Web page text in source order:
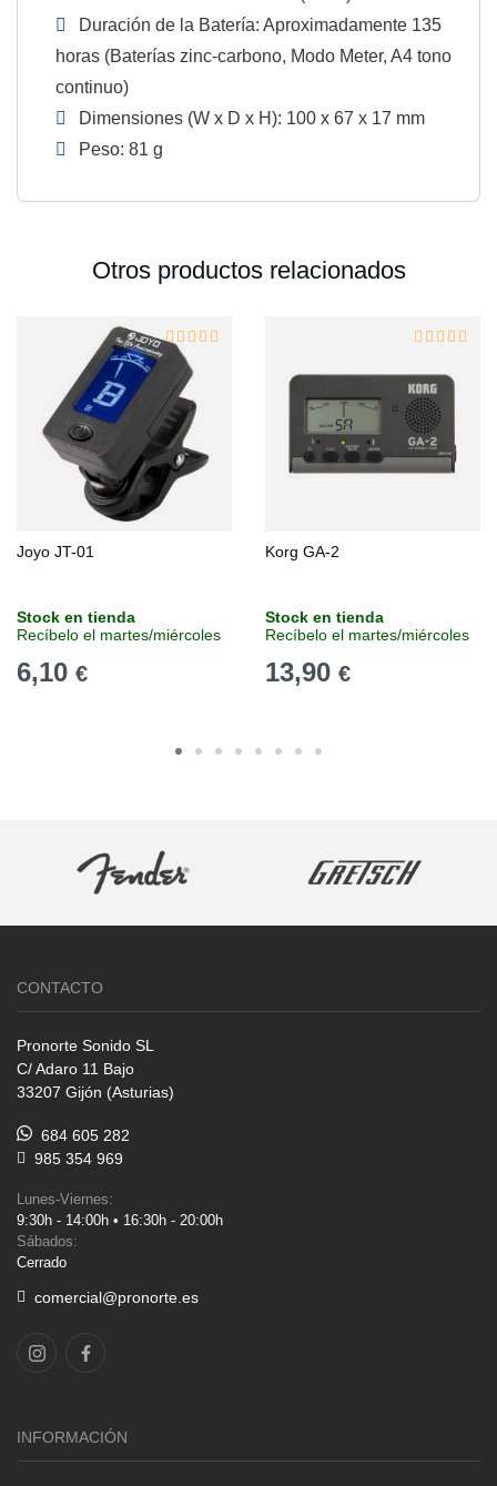
Duración de la Batería: Aproximadamente 135
horas (Baterías zinc-carbono, Modo Meter, A4 tono
continuo)
Dimensiones (W x D x H): 100 x 67 x 17 mm
Peso: 81 g
Otros productos relacionados
Joyo JT-01
Stock en tienda
Recíbelo el martes/miércoles
6,10 €
Korg GA-2
Stock en tienda
Recíbelo el martes/miércoles
13,90 €
CONTACTO
Pronorte Sonido SL
C/ Adaro 11 Bajo
33207 Gijón (Asturias)
684 605 282
985 354 969
Lunes-Viernes:
9:30h - 14:00h • 16:30h - 20:00h
Sábados:
Cerrado
comercial@pronorte.es
INFORMACIÓN